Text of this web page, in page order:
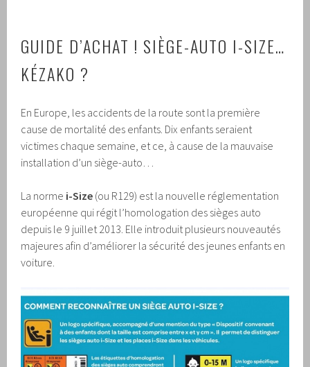
GUIDE D’ACHAT ! SIÈGE-AUTO I-SIZE…
KÉZAKO ?
En Europe, les accidents de la route sont la première
cause de mortalité des enfants. Dix enfants seraient
victimes chaque semaine, et ce, à cause de la mauvaise
installation d’un siège-auto…
La norme i-Size (ou R129) est la nouvelle réglementation
européenne qui régit l’homologation des sièges auto
depuis le 9 juillet 2013. Elle introduit plusieurs nouveautés
majeures afin d’améliorer la sécurité des jeunes enfants en
voiture.